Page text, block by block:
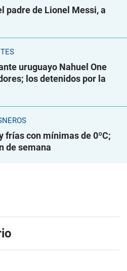
padre de Lionel Messi, a
uruguayo Nahuel One
los detenidos por la
frías con mínimas de 0ºC;
de semana